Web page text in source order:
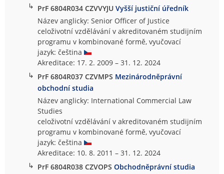
↳ PrF 6804R034 CZVVYJUVyšší justiční úředník
Název anglicky: Senior Officer of Justice
celoživotní vzdělávání v akreditovaném studijním
programu v kombinované formě, vyučovací
jazyk: čeština
Akreditace: 17. 2. 2009 – 31. 12. 2024
↳ PrF 6804R037 CZVMPS Mezinárodněprávní
obchodní studia
Název anglicky: International Commercial Law
Studies
celoživotní vzdělávání v akreditovaném studijním
programu v kombinované formě, vyučovací
jazyk: čeština
Akreditace: 10. 8. 2011 – 31. 12. 2024
↳ PrF 6804R038 CZVOPSObchodněprávní studia